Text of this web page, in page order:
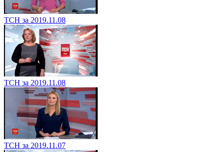
ТСН за 2019.11.08
ТСН за 2019.11.08
ТСН за 2019.11.07